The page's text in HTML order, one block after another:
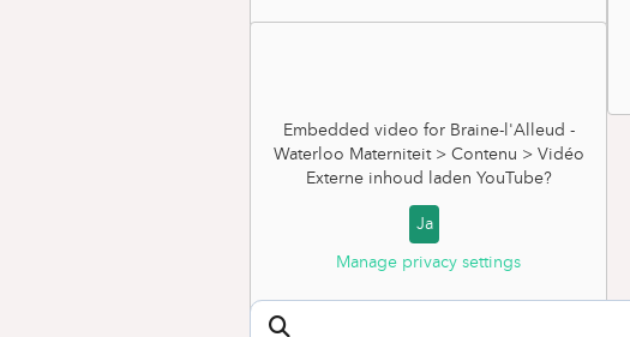
Embedded video for Braine-l'Alleud -
Waterloo Materniteit > Contenu > Vidéo
Externe inhoud laden YouTube?
Ja
Manage privacy settings